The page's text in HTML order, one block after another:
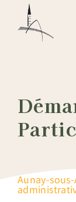
Aunay-